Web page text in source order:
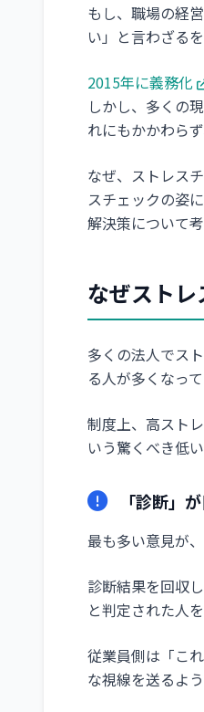
もし、職場の経
い」と言わざる
2015年に義務化
しかし、多くの
れにもかかわらず
なぜ、ストレス
スチェックの姿
解決策について考
なぜスト
多くの法人でス
る人が多くなっ
制度上、高スト
いう驚くべき低
「診断」
最も多い意見が
診断結果を回収
と判定された人
従業員側は「こ
な視線を送るよう